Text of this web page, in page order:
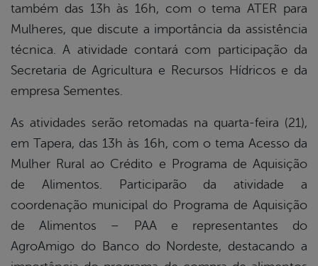
também das 13h às 16h, com o tema ATER para
Mulheres, que discute a importância da assistência
técnica. A atividade contará com participação da
Secretaria de Agricultura e Recursos Hídricos e da
empresa Sementes.
As atividades serão retomadas na quarta-feira (21),
em Tapera, das 13h às 16h, com o tema Acesso da
Mulher Rural ao Crédito e Programa de Aquisição
de Alimentos. Participarão da atividade a
coordenação municipal do Programa de Aquisição
de Alimentos – PAA e representantes do
AgroAmigo do Banco do Nordeste, destacando a